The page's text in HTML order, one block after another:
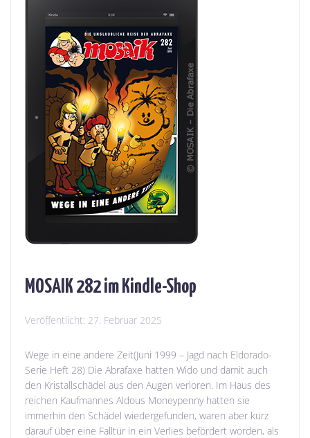
MOSAIK 282 im Kindle-Shop
Veröffentlicht: 27. Februar 2025
Wege in eine andere Zeit(Juni 1999 – Jagd nach Eldorado-
Serie Heft 28) Die Abrafaxe hatten Wido und damit auch
den Kristallschädel aus den Augen verloren. Im Haus des
reichen Kaufmannes Aldous Moneypenny hatten sie
immerhin den Schädel wiedergefunden, waren aber kurz
darauf über eine Falltür in ein Verlies befördert worden, als